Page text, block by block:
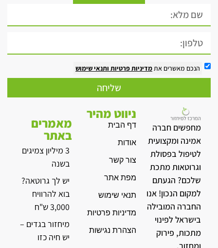
הנכם מאשרים אתמדיניות פרטיות ותנאי שימוש
שליחה
מחפשים חברה
אמינה ומקצועית
לטיפול בפסולת
וגרוטאות מתכת
שלכם? הגעתם
למקום הנכון! אנו
החברה המובילה
בישראל לפינוי
מתכות, פירוק
ומחזור.
ניווט מהיר
דף הבית
אודות
צור קשר
מפת אתר
תנאי שימוש
מדיניות פרטיות
הצהרת נגישות
מאמרים
באתר
3 מיליון צמיגים
בשנה
יש לך גרוטאה?
בוא להרוויח
3,000 ש"ח
מיחזור בגדים –
יש חיה כזו